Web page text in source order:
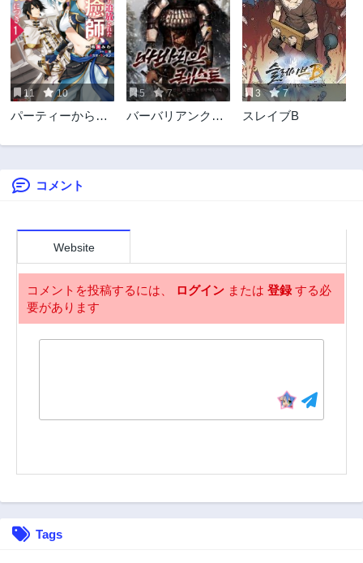
第88話
2年前
第87話
2年前
第86話
2年前
第85話
2年前
第84話
2年前
第83話
2年前
第82話 第81話
第80話
第78話
第76話
2年前
第75話
2年前
第74話
第64話
2年前
11 10
パーティーから追
師、実は最強につ
5 7
バーバリアンクエ
3 7
スレイブB
コメント
Website
コメントを投稿するには、 ログイン または 登録する必
要があります
Tags